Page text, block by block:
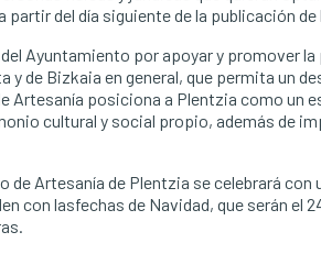
partir del día siguiente de la publicación
Ayuntamiento por apoyar y promover
y de Bizkaia en general, que permita un
Artesanía posiciona a Plentzia como un
cultural y social propio, además de
de Artesanía de Plentzia se celebrará
con lasfechas de Navidad, que serán el